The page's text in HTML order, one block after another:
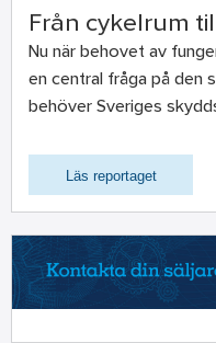
Från cykelrum
Nu när behovet av
en central fråga på den
behöver Sveriges
Läs reportaget